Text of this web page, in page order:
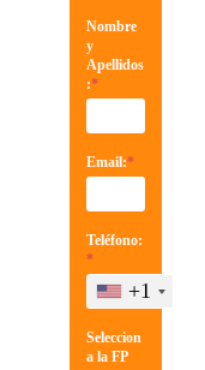
Nombre
y
Apellidos
:*
Email:*
Teléfono:
*
+1
Seleccion
a la FP